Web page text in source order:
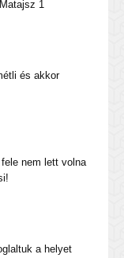
1
és akkor
nem lett volna
a helyet